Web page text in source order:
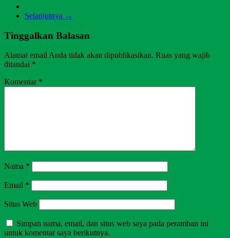
Selanjutnya →
Tinggalkan Balasan
Alamat email Anda tidak akan dipublikasikan. Ruas yang wajib
ditandai *
Komentar *
Nama *
Email *
Situs Web
Simpan nama, email, dan situs web saya pada peramban ini
untuk komentar saya berikutnya.